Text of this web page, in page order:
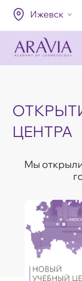
Ижевск
ЦЕНТРА
Мы